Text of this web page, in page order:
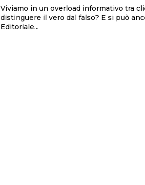
Viviamo in un overload informativo tra
distinguere il vero dal falso? E si può
Editoriale...